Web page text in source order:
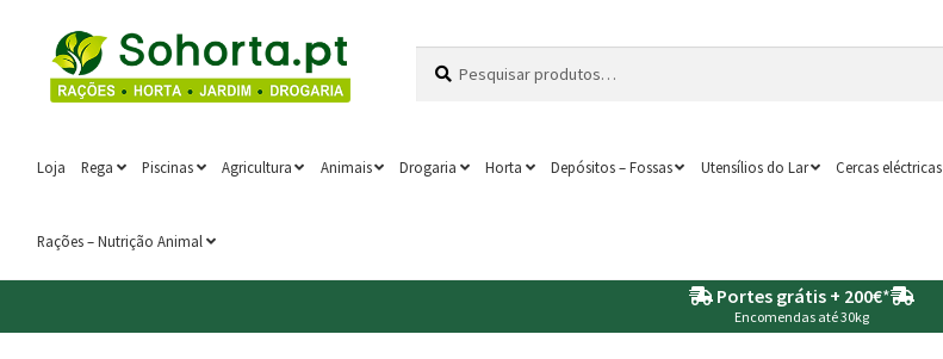
Ir
para
a
Saltar
para
o
por:
Loja Rega Piscinas Agricultura Animais Drogaria Horta Depósitos – Fossas Utensílios do Lar Cercas eléctricas
Rações – Nutrição Animal
Portes grátis + 200€*
Encomendas até 30kg